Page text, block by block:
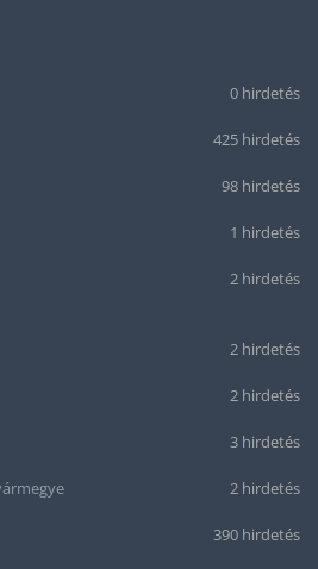
0 hirdetés
425 hirdetés
98 hirdetés
1 hirdetés
2 hirdetés
2 hirdetés
2 hirdetés
3 hirdetés
2 hirdetés
390 hirdetés